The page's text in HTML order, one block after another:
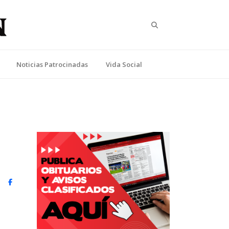
Noticias Patrocinadas Vida Social
Facebook